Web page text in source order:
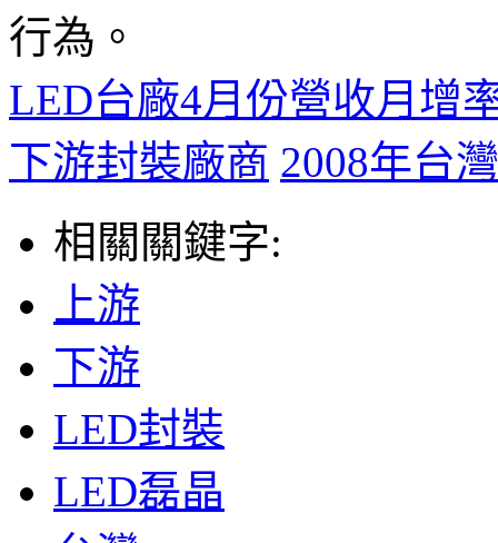
行為。
LED台廠4月份營收月增
下游封裝廠商 2008年台
相關關鍵字:
上游
下游
LED封裝
LED磊晶